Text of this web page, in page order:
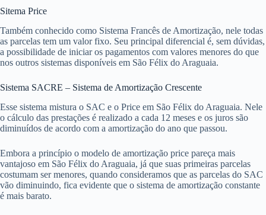
Sitema Price
Também conhecido como Sistema Francês de Amortização, nele todas
as parcelas tem um valor fixo. Seu principal diferencial é, sem dúvidas,
a possibilidade de iniciar os pagamentos com valores menores do que
nos outros sistemas disponíveis em São Félix do Araguaia.
Sistema SACRE – Sistema de Amortização Crescente
Esse sistema mistura o SAC e o Price em São Félix do Araguaia. Nele
o cálculo das prestações é realizado a cada 12 meses e os juros são
diminuídos de acordo com a amortização do ano que passou.
Embora a princípio o modelo de amortização price pareça mais
vantajoso em São Félix do Araguaia, já que suas primeiras parcelas
costumam ser menores, quando consideramos que as parcelas do SAC
vão diminuindo, fica evidente que o sistema de amortização constante
é mais barato.